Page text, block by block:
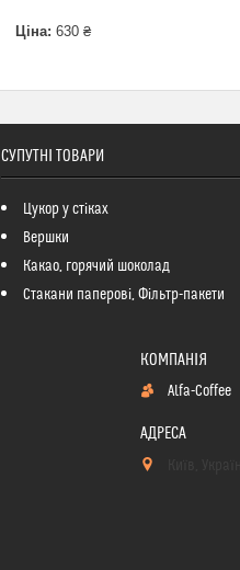
Ціна: 630 ₴
СУПУТНІ ТОВАРИ
Цукор у стіках
Вершки
Какао, горячий шоколад
Стакани паперові, Фільтр-пакети
Alfa-Coffee